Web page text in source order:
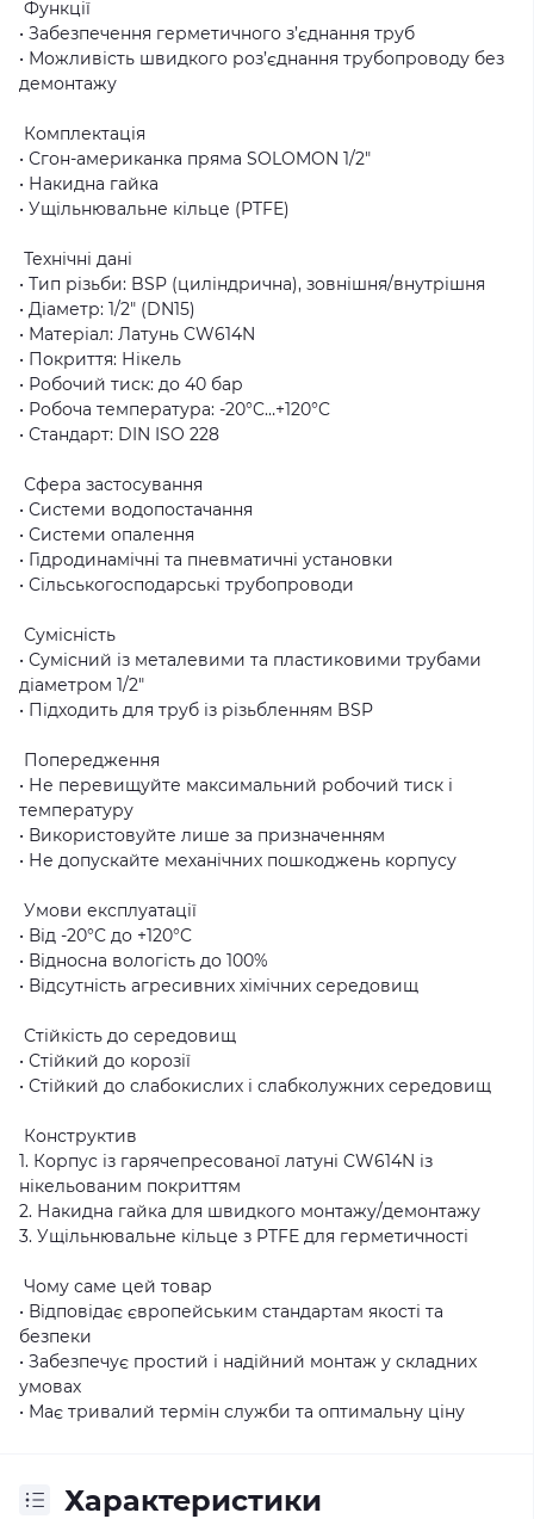
Функції
• Забезпечення герметичного з’єднання труб
• Можливість швидкого роз’єднання трубопроводу без
демонтажу
Комплектація
• Сгон-американка пряма SOLOMON 1/2″
• Накидна гайка
• Ущільнювальне кільце (PTFE)
Технічні дані
• Тип різьби: BSP (циліндрична), зовнішня/внутрішня
• Діаметр: 1/2″ (DN15)
• Матеріал: Латунь CW614N
• Покриття: Нікель
• Робочий тиск: до 40 бар
• Робоча температура: -20°C…+120°C
• Стандарт: DIN ISO 228
Сфера застосування
• Системи водопостачання
• Системи опалення
• Гідродинамічні та пневматичні установки
• Сільськогосподарські трубопроводи
Сумісність
• Сумісний із металевими та пластиковими трубами
діаметром 1/2″
• Підходить для труб із різьбленням BSP
Попередження
• Не перевищуйте максимальний робочий тиск і
температуру
• Використовуйте лише за призначенням
• Не допускайте механічних пошкоджень корпусу
Умови експлуатації
• Від -20°C до +120°C
• Відносна вологість до 100%
• Відсутність агресивних хімічних середовищ
Стійкість до середовищ
• Стійкий до корозії
• Стійкий до слабокислих і слабколужних середовищ
Конструктив
1. Корпус із гарячепресованої латуні CW614N із
нікельованим покриттям
2. Накидна гайка для швидкого монтажу/демонтажу
3. Ущільнювальне кільце з PTFE для герметичності
Чому саме цей товар
• Відповідає європейським стандартам якості та
безпеки
• Забезпечує простий і надійний монтаж у складних
умовах
• Має тривалий термін служби та оптимальну ціну
Характеристики